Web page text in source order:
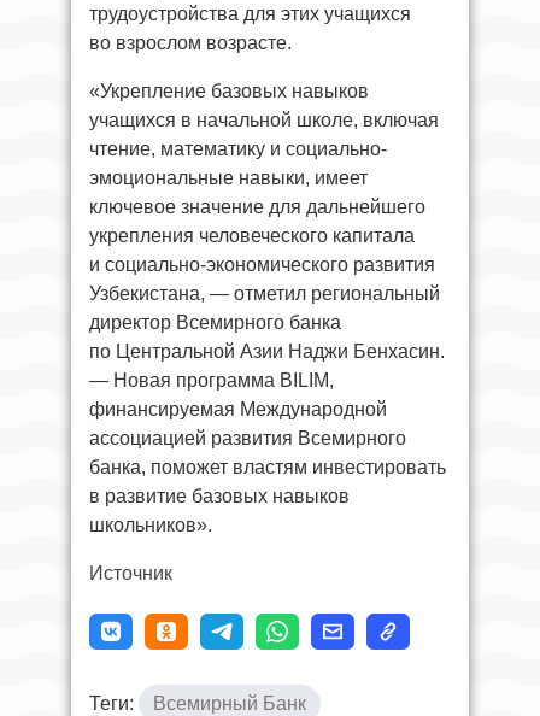
трудоустройства для этих учащихся
во взрослом возрасте.
«Укрепление базовых навыков
учащихся в начальной школе, включая
чтение, математику и социально-
эмоциональные навыки, имеет
ключевое значение для дальнейшего
укрепления человеческого капитала
и социально-экономического развития
Узбекистана, — отметил региональный
директор Всемирного банка
по Центральной Азии Наджи Бенхасин.
— Новая программа BILIM,
финансируемая Международной
ассоциацией развития Всемирного
банка, поможет властям инвестировать
в развитие базовых навыков
школьников».
Источник
Теги: Всемирный Банк